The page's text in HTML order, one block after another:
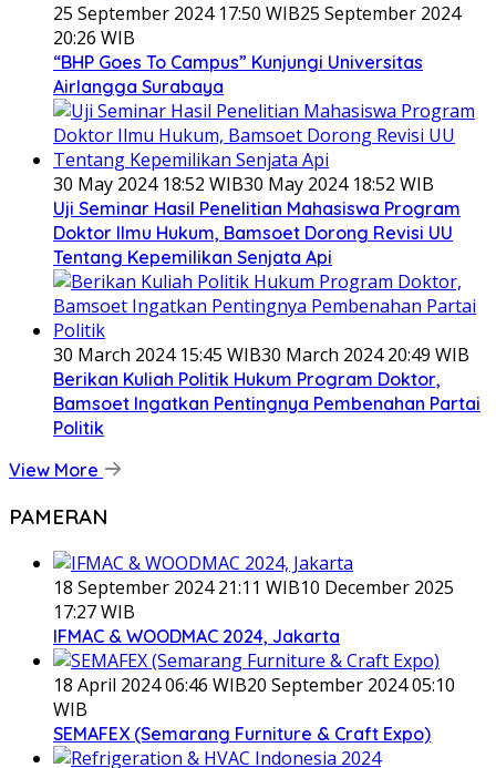
25 September 2024 17:50 WIB25 September 2024
20:26 WIB
“BHP Goes To Campus” Kunjungi Universitas
Airlangga Surabaya
30 May 2024 18:52 WIB30 May 2024 18:52 WIB
Uji Seminar Hasil Penelitian Mahasiswa Program
Doktor Ilmu Hukum, Bamsoet Dorong Revisi UU
Tentang Kepemilikan Senjata Api
30 March 2024 15:45 WIB30 March 2024 20:49 WIB
Berikan Kuliah Politik Hukum Program Doktor,
Bamsoet Ingatkan Pentingnya Pembenahan Partai
Politik
View More
PAMERAN
18 September 2024 21:11 WIB10 December 2025
17:27 WIB
IFMAC & WOODMAC 2024, Jakarta
18 April 2024 06:46 WIB20 September 2024 05:10
WIB
SEMAFEX (Semarang Furniture & Craft Expo)